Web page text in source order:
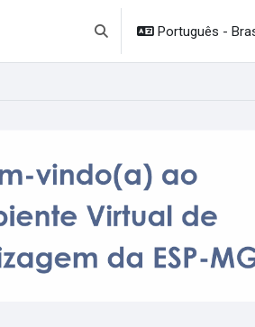
Alternar entrada de
Português -